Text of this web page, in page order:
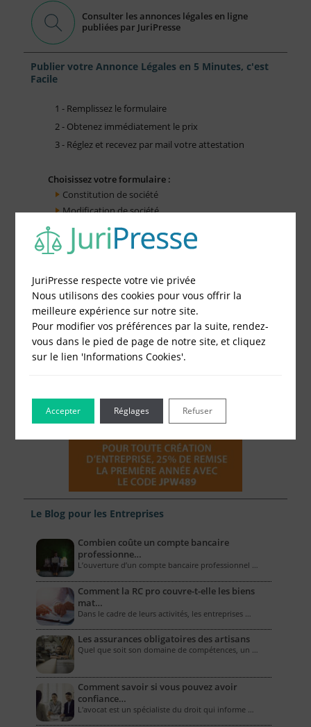
Consulter les annonces légales en ligne
publiées par JuriPresse
Publier votre Annonce Légales en 5 Minutes, c'est
Facile
1 - Remplissez le formulaire
2 - Obtenez immédiatement le prix
3 - Réglez et recevez par mail votre attestation
Choisissez votre formulaire :
Constitution de société
Modification de société
Fonds de Commerce
Cessation d'activité
Le Blog pour les Entreprises
Combien coûte un compte bancaire
professionne…
L’ouverture d’un compte bancaire professionnel …
Comment la RC pro couvre-t-elle les biens
mat…
Dans le cadre de leurs activités, les entreprises …
Les assurances obligatoires des artisans
Quel que soit son domaine de compétences, un …
Comment savoir si vous pouvez avoir
confiance…
L'avocat est un spécialiste du droit qui informe …
JuriPresse respecte votre vie privée
Nous utilisons des cookies pour vous offrir la
meilleure expérience sur notre site.
Pour modifier vos préférences par la suite, rendez-
vous dans le pied de page de notre site, et cliquez
sur le lien 'Informations Cookies'.
Accepter Refuser
Réglages